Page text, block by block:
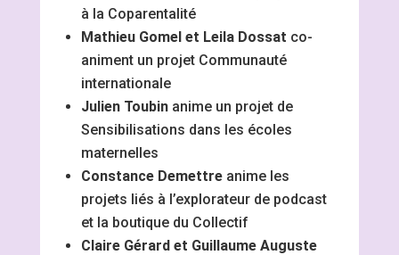
à la Coparentalité
Mathieu Gomel et Leila Dossat co-
animent un projet Communauté
internationale
Julien Toubinanime un projet de
Sensibilisations dans les écoles
maternelles
Constance Demettreanime les
projets liés à l’explorateur de podcast
et la boutique du Collectif
Claire Gérard et Guillaume Auguste